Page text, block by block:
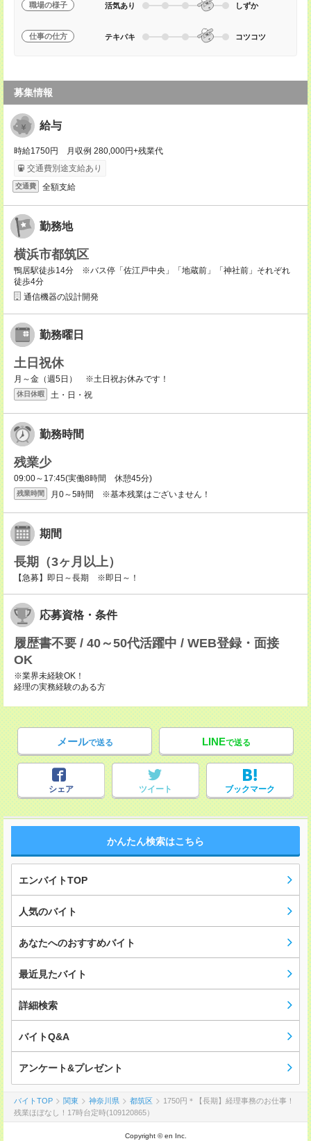
職場の様子 活気あり しずか
仕事の仕方 テキパキ コツコツ
募集情報
給与
時給1750円 月収例 280,000円+残業代
交通費別途支給あり
交通費 全額支給
勤務地
横浜市都筑区
鴨居駅徒歩14分 ※バス停「佐江戸中央」「地蔵前」「神社前」それぞれ
徒歩4分
通信機器の設計開発
勤務曜日
土日祝休
月～金（週5日） ※土日祝お休みです！
休日休暇 土・日・祝
勤務時間
残業少
09:00～17:45(実働8時間 休憩45分)
残業時間 月0～5時間 ※基本残業はございません！
期間
長期（3ヶ月以上）
【急募】即日～長期 ※即日～！
応募資格・条件
履歴書不要 / 40～50代活躍中 / WEB登録・面接
OK
※業界未経験OK！
経理の実務経験のある方
メールで送る LINEで送る
シェア ツイート ブックマーク
かんたん検索はこちら
エンバイトTOP
人気のバイト
あなたへのおすすめバイト
最近見たバイト
詳細検索
バイトQ&A
アンケート&プレゼント
バイトTOP 関東 神奈川県 都筑区
1750円＊【長期】経理事務のお仕事！
残業ほぼなし！17時台定時(109120865）
Copyright © en Inc.